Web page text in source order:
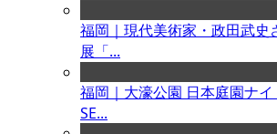
福岡｜現代美術家・政田武史
展「...
福岡｜大濠公園 日本庭園ナ
SE...